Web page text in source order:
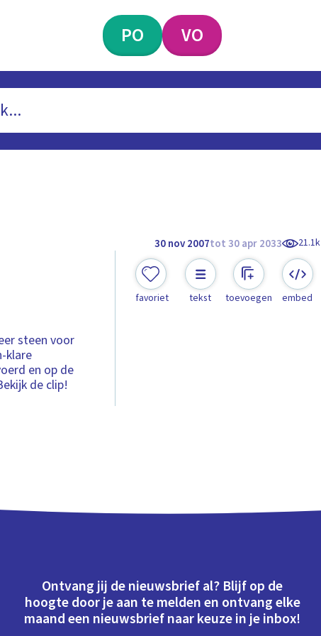
PO VO
30 nov 2007tot 30 apr 2033 21.1k
steen voor
klare
en op de
de clip!
favoriet tekst toevoegen embed
Ontvang jij de nieuwsbrief al? Blijf op de
hoogte door je aan te melden en ontvang elke
maand een nieuwsbrief naar keuze in je inbox!